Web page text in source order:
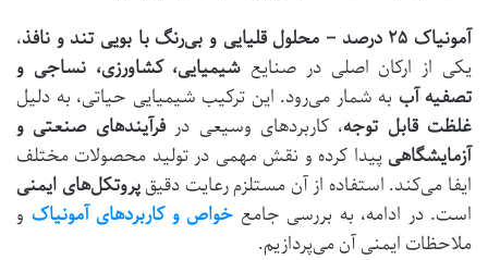
آمونیاک ۲۵ درصد – محلول قلیایی و بی‌رنگ با بویی تند و نافذ
،
یکی از ارکان اصلی در صنایع شیمیایی، کشاورزی، نساجی و
تصفیه آب به شمار می‌رود. این ترکیب شیمیایی حیاتی، به دلیل
غلظت قابل توجه، کاربردهای وسیعی درفرآیندهای صنعتی و
آزمایشگاهی پیدا کرده و نقش مهمی در تولید محصولات مختلف
ایفا می‌کند. استفاده از آن مستلزم رعایت دقیقپروتکل‌های ایمنی
است. در ادامه، به بررسی جامع خواص و کاربردهای آمونیاک و
ملاحظات ایمنی آن می‌پردازیم.